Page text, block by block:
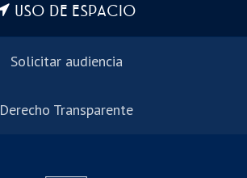
USO DE ESPACIO
Solicitar audiencia
Derecho Transparente